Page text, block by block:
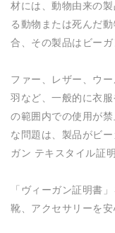
材には、動物由来の
る動物または死んだ
合、その製品はビー
ファー、レザー、ウ
羽など、一般的に衣
の範囲内での使用が
な問題は、製品がビ
ガン テキスタイル証
「ヴィーガン証明書
靴、アクセサリーを